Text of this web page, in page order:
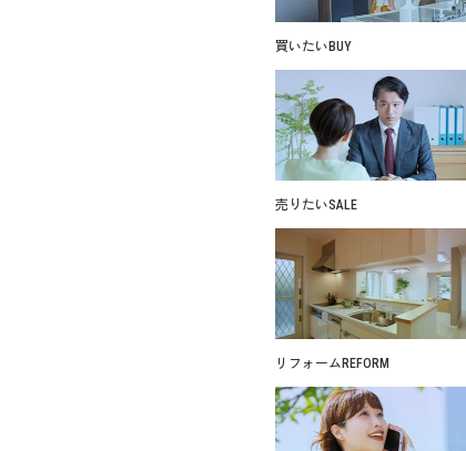
買いたい BUY
売りたいSALE
リフォーム REFORM